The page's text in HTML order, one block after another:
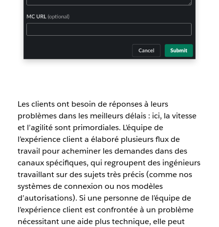
Les clients ont besoin de réponses à leurs
problèmes dans les meilleurs délais : ici, la vitesse
et l’agilité sont primordiales. L’équipe de
l’expérience client a élaboré plusieurs flux de
travail pour acheminer les demandes dans des
canaux spécifiques, qui regroupent des ingénieurs
travaillant sur des sujets très précis (comme nos
systèmes de connexion ou nos modèles
d’autorisations). Si une personne de l’équipe de
l’expérience client est confrontée à un problème
nécessitant une aide plus technique, elle peut